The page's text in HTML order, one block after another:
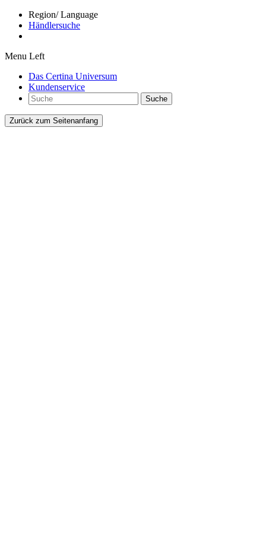
Region/ Language
Händlersuche
Menu Left
Das Certina Universum
Kundenservice
Suche
Zurück zum Seitenanfang